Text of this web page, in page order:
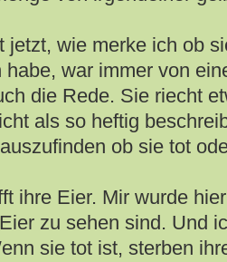
jetzt, wie merke ich ob
war immer von
die Rede. Sie riecht
als so heftig
ob sie tot
ihre Eier. Mir wurde
zu sehen sind. Und
sie tot ist, sterben